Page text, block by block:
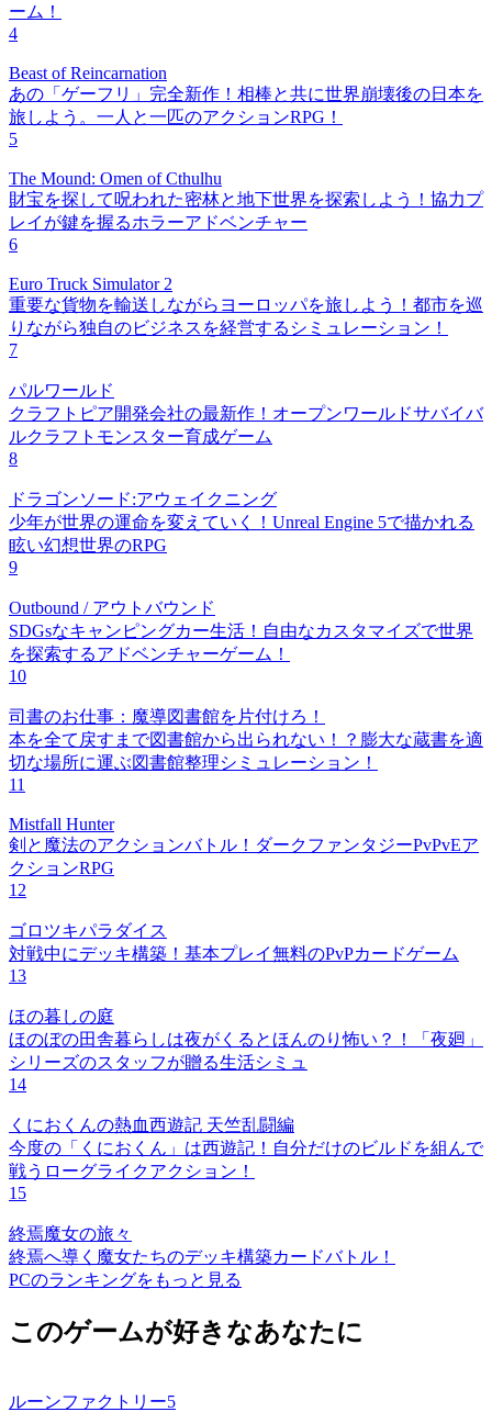
ーム！
4
Beast of Reincarnation
あの「ゲーフリ」完全新作！相棒と共に世界崩壊後の日本を
旅しよう。一人と一匹のアクションRPG！
5
The Mound: Omen of Cthulhu
財宝を探して呪われた密林と地下世界を探索しよう！協力プ
レイが鍵を握るホラーアドベンチャー
6
Euro Truck Simulator 2
重要な貨物を輸送しながらヨーロッパを旅しよう！都市を巡
りながら独自のビジネスを経営するシミュレーション！
7
パルワールド
クラフトピア開発会社の最新作！オープンワールドサバイバ
ルクラフトモンスター育成ゲーム
8
ドラゴンソード:アウェイクニング
少年が世界の運命を変えていく！Unreal Engine 5で描かれる
眩い幻想世界のRPG
9
Outbound / アウトバウンド
SDGsなキャンピングカー生活！自由なカスタマイズで世界
を探索するアドベンチャーゲーム！
10
司書のお仕事：魔導図書館を片付けろ！
本を全て戻すまで図書館から出られない！？膨大な蔵書を適
切な場所に運ぶ図書館整理シミュレーション！
11
Mistfall Hunter
剣と魔法のアクションバトル！ダークファンタジーPvPvEア
クションRPG
12
ゴロツキパラダイス
対戦中にデッキ構築！基本プレイ無料のPvPカードゲーム
13
ほの暮しの庭
ほのぼの田舎暮らしは夜がくるとほんのり怖い？！「夜廻」
シリーズのスタッフが贈る生活シミュ
14
くにおくんの熱血西遊記 天竺乱闘編
今度の「くにおくん」は西遊記！自分だけのビルドを組んで
戦うローグライクアクション！
15
終焉魔女の旅々
終焉へ導く魔女たちのデッキ構築カードバトル！
PCのランキングをもっと見る
このゲームが好きなあなたに
ルーンファクトリー5